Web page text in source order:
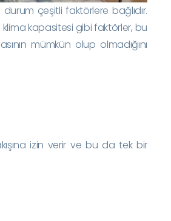
çeşitli faktörlere bağlıdır.
klima kapasitesi gibi faktörler, bu
mümkün olup olmadığını
izin verir ve bu da tek bir